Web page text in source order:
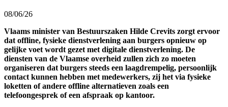
08/06/26
Vlaams minister van Bestuurszaken Hilde Crevits zorgt ervoor
dat offline, fysieke dienstverlening aan burgers opnieuw op
gelijke voet wordt gezet met digitale dienstverlening. De
diensten van de Vlaamse overheid zullen zich zo moeten
organiseren dat burgers steeds een laagdrempelig, persoonlijk
contact kunnen hebben met medewerkers, zij het via fysieke
loketten of andere offline alternatieven zoals een
telefoongesprek of een afspraak op kantoor.